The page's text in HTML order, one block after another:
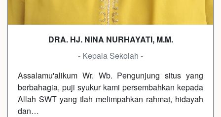
DRA. HJ. NINA NURHAYATI, M.M.
- Kepala Sekolah -
Assalamu'alikum Wr. Wb. Pengunjung situs yang
berbahagia, puji syukur kami persembahkan kepada
Allah SWT yang tlah melimpahkan rahmat, hidayah
dan…